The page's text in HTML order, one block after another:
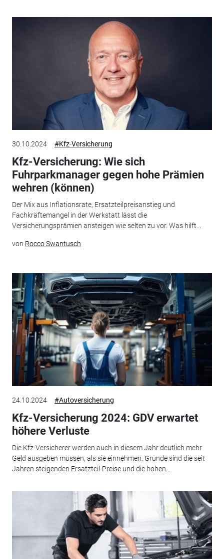
30.10.2024 #Kfz-Versicherung
Kfz-Versicherung: Wie sich
Fuhrparkmanager gegen hohe Prämien
wehren (können)
Der Mix aus Inflationsrate, Ersatzteilpreisanstieg und
Fachkräftemangel in der Werkstatt lässt die
Versicherungsprämien ansteigen wie selten zu vor. Was hilft...
von Rocco Swantusch
24.10.2024 #Autoversicherung
Kfz-Versicherung 2024: GDV erwartet
höhere Verluste
Die Kfz-Versicherer werden auch in diesem Jahr deutlich mehr
Geld ausgeben müssen, als sie einnehmen. Gründe sind die seit
Jahren steigenden Ersatzteil-Preise und die hohen...